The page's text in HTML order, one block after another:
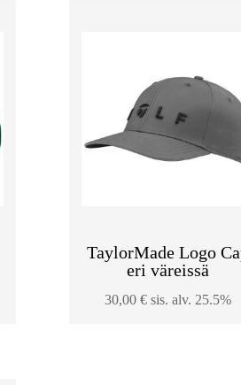
TaylorMade Logo
eri väreissä
30,00€ sis. alv. 25.5%